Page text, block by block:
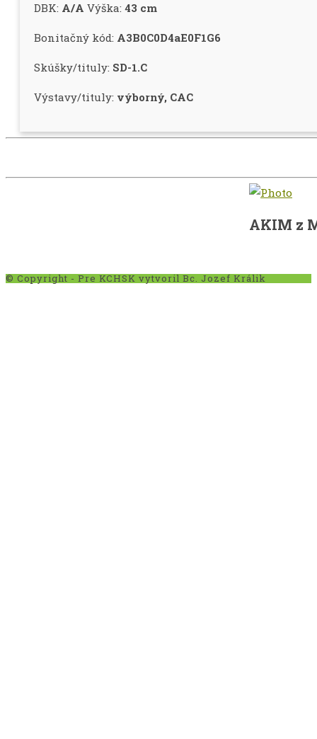
DBK: A/A Výška: 43 cm
Bonitačný kód: A3B0C0D4aE0F1G6
Skúšky/tituly: SD-1.C
Výstavy/tituly: výborný, CAC
AKIM z
© Copyright - Pre KCHSK vytvoril Bc. Jozef Králik